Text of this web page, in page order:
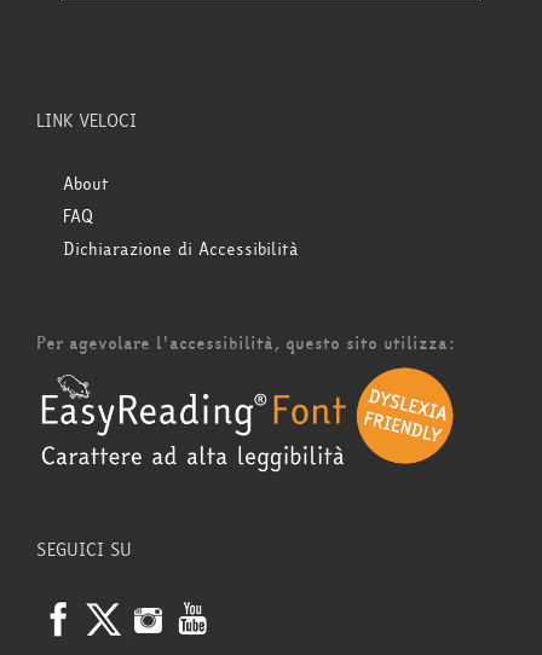
LINK VELOCI
About
FAQ
Dichiarazione di Accessibilità
Per agevolare l'accessibilità, questo sito utilizza:
SEGUICI SU